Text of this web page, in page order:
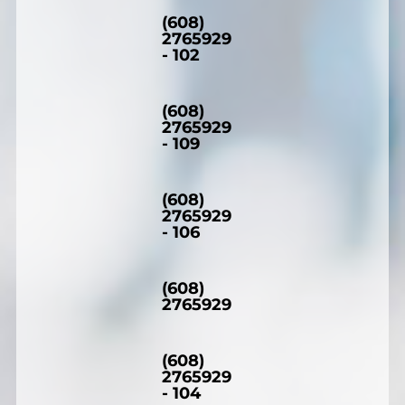
(608)
2765929
- 102
(608)
2765929
- 109
(608)
2765929
- 106
(608)
2765929
(608)
2765929
- 104